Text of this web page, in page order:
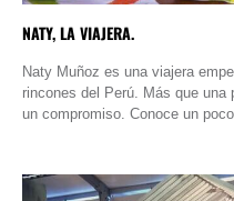
NATY, LA VIAJERA.
Naty Muñoz es una viajera
rincones del Perú. Más que
un compromiso. Conoce un